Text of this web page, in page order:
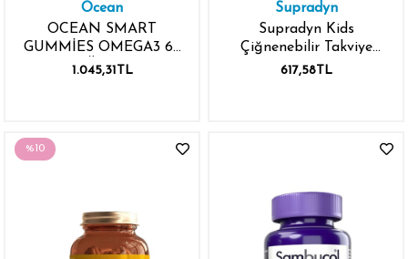
Ocean
OCEAN SMART
GUMMİES OMEGA3 64
ADET ÇİĞNENEBİLİR
1.045,31TL
Supradyn
Supradyn Kids
Çiğnenebilir Takviye
Edici Gıda 60 Adet
617,58TL
%10